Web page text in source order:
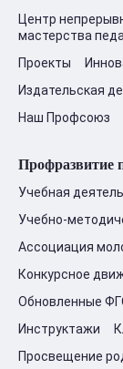
Центр
мастерства
Проекты
Издательская
Наш Профсоюз
Профразвитие
Учебная
Учебно-
Ассоциация
Конкурсное
Обновленные
Инструктажи
Просвещение